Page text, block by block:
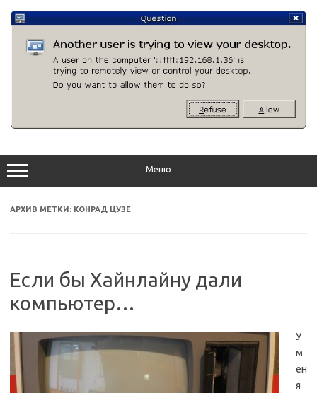
содержимому
Меню
АРХИВ МЕТКИ: КОНРАД ЦУЗЕ
Если бы Хайнлайну дали
компьютер…
У
м
ен
я